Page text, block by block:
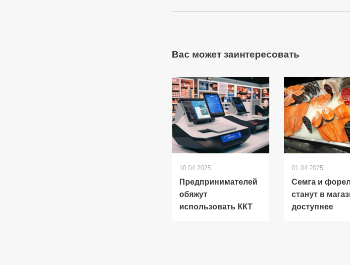
Вас может заинтересовать
10.04.2025
Предпринимателей
обяжут
использовать ККТ
01.04.2025
Семга и
станут в
доступнее